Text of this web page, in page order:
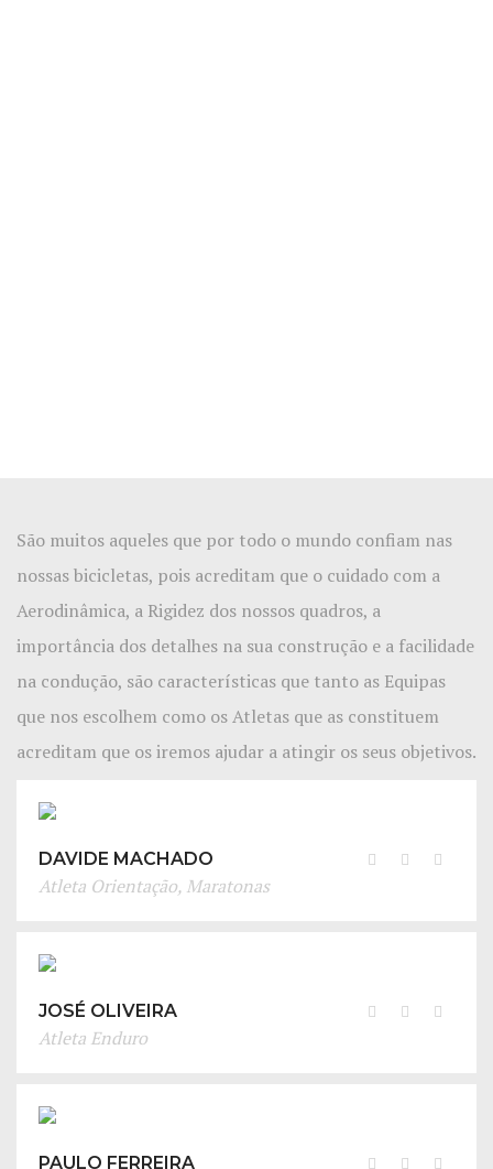
São muitos aqueles que por todo o mundo confiam nas
nossas bicicletas, pois acreditam que o cuidado com a
Aerodinâmica, a Rigidez dos nossos quadros, a
importância dos detalhes na sua construção e a facilidade
na condução, são características que tanto as Equipas
que nos escolhem como os Atletas que as constituem
acreditam que os iremos ajudar a atingir os seus objetivos.
DAVIDE MACHADO
Atleta Orientação, Maratonas
JOSÉ OLIVEIRA
Atleta Enduro
PAULO FERREIRA